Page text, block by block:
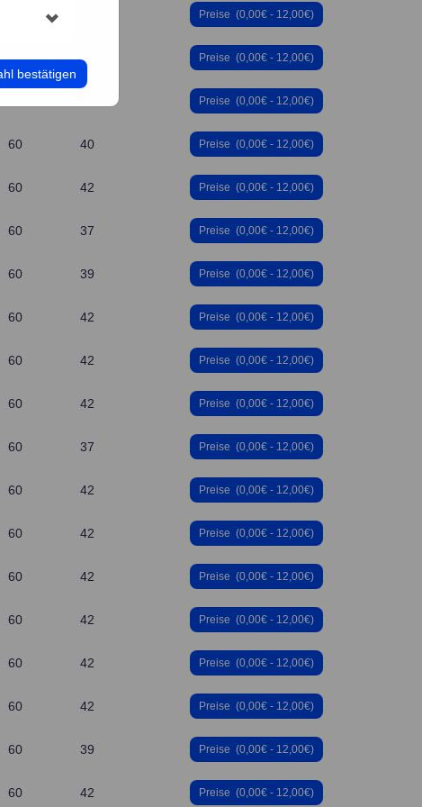
bestätigen
Preise (0,00€ - 12,00€)
60 40 Preise (0,00€ - 12,00€)
Preise (0,00€ - 12,00€)
60 40 Preise (0,00€ - 12,00€)
60 42 Preise (0,00€ - 12,00€)
60 37 Preise (0,00€ - 12,00€)
60 39 Preise (0,00€ - 12,00€)
60 42 Preise (0,00€ - 12,00€)
60 42 Preise (0,00€ - 12,00€)
60 42 Preise (0,00€ - 12,00€)
60 37 Preise (0,00€ - 12,00€)
60 42 Preise (0,00€ - 12,00€)
60 42 Preise (0,00€ - 12,00€)
60 42 Preise (0,00€ - 12,00€)
60 42 Preise (0,00€ - 12,00€)
60 42 Preise (0,00€ - 12,00€)
60 42 Preise (0,00€ - 12,00€)
60 39 Preise (0,00€ - 12,00€)
60 42 Preise (0,00€ - 12,00€)